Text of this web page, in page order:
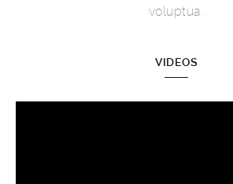
voluptua.
VIDEOS